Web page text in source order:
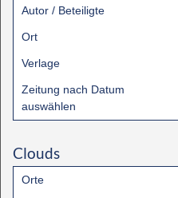
Autor / Beteiligte
Ort
Verlage
Zeitung nach Datum
auswählen
Clouds
Orte